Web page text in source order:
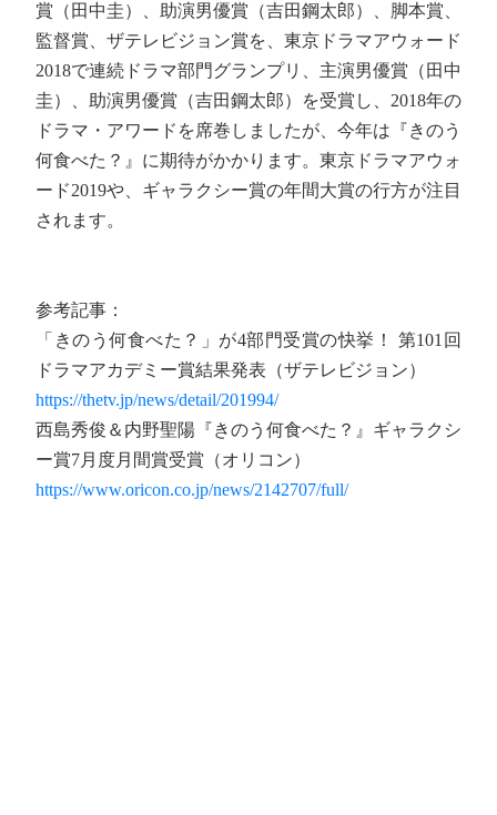
賞（田中圭）、助演男優賞（吉田鋼太郎）、脚本賞、
監督賞、ザテレビジョン賞を、東京ドラマアウォード
2018で連続ドラマ部門グランプリ、主演男優賞（田中
圭）、助演男優賞（吉田鋼太郎）を受賞し、2018年の
ドラマ・アワードを席巻しましたが、今年は『きのう
何食べた？』に期待がかかります。東京ドラマアウォ
ード2019や、ギャラクシー賞の年間大賞の行方が注目
されます。
参考記事：
「きのう何食べた？」が4部門受賞の快挙！ 第101回
ドラマアカデミー賞結果発表（ザテレビジョン）
https://thetv.jp/news/detail/201994/
西島秀俊＆内野聖陽『きのう何食べた？』ギャラクシ
ー賞7月度月間賞受賞（オリコン）
https://www.oricon.co.jp/news/2142707/full/